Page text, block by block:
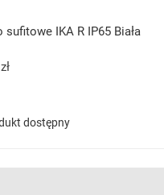
sufitowe IKA R IP65 Biała
dostępny